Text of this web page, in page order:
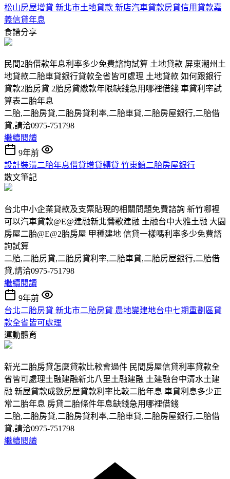
松山房屋增貸 新北市土地貸款 新店汽車貸款房貸信用貸款嘉
義信貸年息
食譜分享
民間2胎借款年息利率多少免費諮詢試算 土地貸款 屏東潮州土
地貸款二胎車貸銀行貸款全省皆可處理 土地貸款 如何跟銀行
貸款2胎房貸 2胎房貸繳款年限缺錢急用哪裡借錢 車貸利率試
算表二胎年息
二胎,二胎房貸,二胎房貸利率,二胎車貸,二胎房屋銀行,二胎借
貸,請洽0975-751798
繼續閱讀
9年前
設計裝潢二胎年息借貸增貸轉貸 竹東鎮二胎房屋銀行
散文筆記
台北中小企業貸款及支票貼現的相關問題免費諮詢 新竹哪裡
可以汽車貸款@E@建融新北鶯歌建融 土融台中大雅土融 大園
房屋二胎@E@2胎房屋 甲種建地 信貸一樣嗎利率多少免費諮
詢試算
二胎,二胎房貸,二胎房貸利率,二胎車貸,二胎房屋銀行,二胎借
貸,請洽0975-751798
繼續閱讀
9年前
台北二胎房貸 新北市二胎房貸 農地變建地台中七期重劃區貸
款全省皆可處理
運動體育
新光二胎房貸怎麼貸款比較會過件 民間房屋信貸利率貸款全
省皆可處理土融建融新北八里土融建融 土建融台中清水土建
融 新屋貸款成數房屋貸款利率比較二胎年息 車貸利息多少正
常二胎年息 房貸二胎條件年息缺錢急用哪裡借錢
二胎,二胎房貸,二胎房貸利率,二胎車貸,二胎房屋銀行,二胎借
貸,請洽0975-751798
繼續閱讀